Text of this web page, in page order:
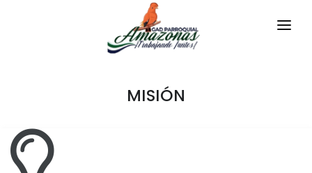
RESEÑA HISTÓRICA
Historia Antigua
GAD
TRANSPARENCIA
MISIÓN